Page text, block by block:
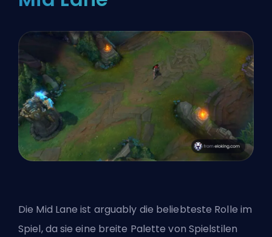
Die Mid Lane ist arguably die beliebteste Rolle im
Spiel, da sie eine breite Palette von Spielstilen